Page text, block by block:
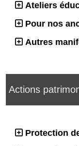
Ateliers
Pour nos
Autres
Actions
Protection